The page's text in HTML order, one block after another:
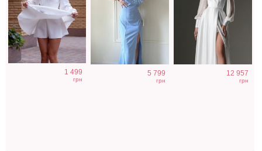
1 499
грн
5 799
грн
12 957
грн